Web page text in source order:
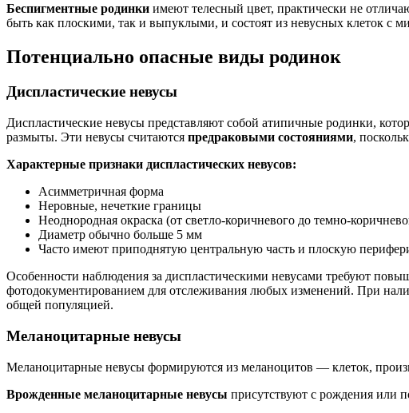
Беспигментные родинки имеют телесный цвет, практически не
быть как плоскими, так и выпуклыми, и состоят из невусных клеток с
Потенциально опасные виды родинок
Диспластические невусы
Диспластические невусы представляют собой атипичные родинки,
размыты. Эти невусы считаются предраковыми состояниями,
Характерные признаки диспластических невусов:
Асимметричная форма
Неровные, нечеткие границы
Неоднородная окраска (от светло-коричневого до темно-
Диаметр обычно больше 5 мм
Часто имеют приподнятую центральную часть и плоскую
Особенности наблюдения за диспластическими невусами требуют
фотодокументированием для отслеживания любых изменений. При
общей популяцией.
Меланоцитарные невусы
Меланоцитарные невусы формируются из меланоцитов — клеток,
Врожденные меланоцитарные невусы присутствуют с рождения или